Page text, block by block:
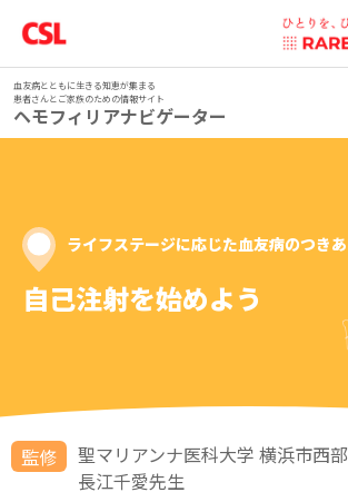
血友病とともに生きる知恵が集まる
患者さんとご家族のための情報サイト
ヘモフィリアナビゲーター
血友病患者さんの特徴
血友病の症状
症状が慢性化したら
保因者について知ろう
保因者と出血
凝固因子活性値を知っておこう
出血時の対処
血友病の治療（補充療法）
“ユチュウ部マネージャー”
よくある質問
第1回 宮崎 開久さん
いまからスタート！
シェアード・ディシジョン・メイキング
（SDM）
シェアード・ディシジョン・メイキングって
医療者が主導する治療決定からシェアード
いまのあなたの状況をまとめて、医師と話
ましょう
笑顔の未来を共に描こう Draw Your Voice.
こんなときどうしてる？どうだった
学校生活
保育園／幼稚園にはどう伝えた？
高校にはどう伝えた？
家族・人間関係
子ども／自分が病気とわかったとき、
子どもが病気とわかったとき、配偶者の
子ども（男の子）に病気のことをどう伝
周囲に病気のことを話している？
交際相手に病気のことをどう伝えた？
病気や治療のことで疑問／不安があった
輸注において、配偶者のサポートは得
やりたいスポーツはできている？その
とは？
旅行はどうしてる？そのために注意し
生活するうえで疑問／不安があったとき
患者さんのココロが前向きになる心理学
なんでこんな気持ちになるの？
患者さんの心のステージとは？
ステージ1-1 病気の理解 病気を前向きに
ステージ1-2 病気の理解 自己肯定感の高
ステージ2-1 サポーターとの関係構築
ステージ2-2 サポーターとの関係構築
ント
日常生活について
中等症・軽症の患者さんが危ない
Q.中等症・軽症での出血リスクは？
血友病の出血部位
出血時の対処
血液凝固因子について
幼児期～小学生 血友病治療で目指す未来
血友病治療のゴール
年齢や生活に合わせた定期補充療法
思春期 血友病と共に描く未来
血友病治療の復習
青年期 血友病治療について再確認
スクワット
ブリッジ
膝のマッスルセッティング
Myパートナーのご紹介
CSLベーリングの医薬品をお使いの患者さんへ
ライフステージに応じた⾎友病のつき
自己注射を始めよう
監修
聖マリアンナ医科大学 横浜市西
長江千愛先生